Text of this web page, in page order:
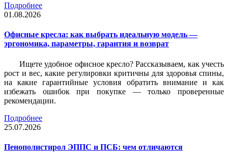
Подробнее
01.08.2026
Офисные кресла: как выбрать идеальную модель —
эргономика, параметры, гарантия и возврат
Ищете удобное офисное кресло? Рассказываем, как учесть
рост и вес, какие регулировки критичны для здоровья спины,
на какие гарантийные условия обратить внимание и как
избежать ошибок при покупке — только проверенные
рекомендации.
Подробнее
25.07.2026
Пенополистирол ЭППС и ПСБ: чем отличаются